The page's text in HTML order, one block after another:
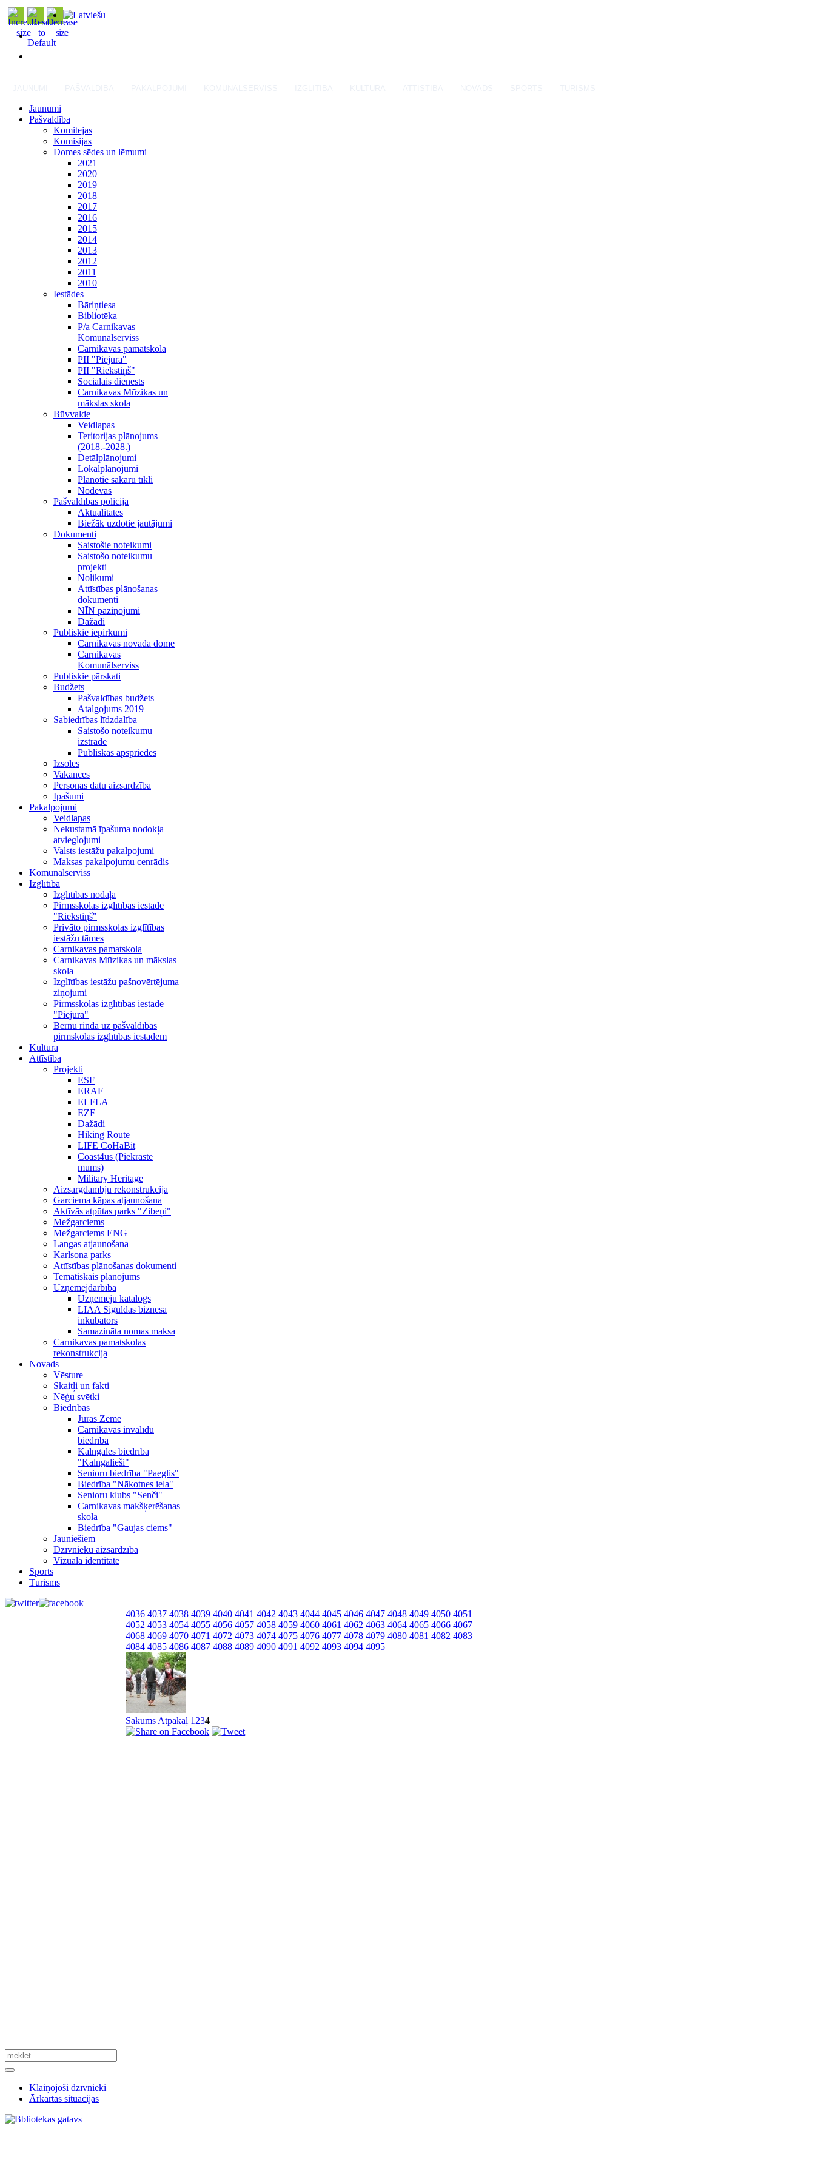
Jaunumi
Pašvaldība
Komitejas
Komisijas
Domes sēdes un lēmumi
2021
2020
2019
2018
2017
2016
2015
2014
2013
2012
2011
2010
Iestādes
Bāriņtiesa
Bibliotēka
P/a Carnikavas
Komunālserviss
Carnikavas pamatskola
PII "Piejūra"
PII "Riekstiņš"
Sociālais dienests
Carnikavas Mūzikas un
mākslas skola
Būvvalde
Veidlapas
Teritorijas plānojums
(2018.-2028.)
Detālplānojumi
Lokālplānojumi
Plānotie sakaru tīkli
Nodevas
Pašvaldības policija
Aktualitātes
Biežāk uzdotie jautājumi
Dokumenti
Saistošie noteikumi
Saistošo noteikumu
projekti
Nolikumi
Attīstības plānošanas
dokumenti
NĪN paziņojumi
Dažādi
Publiskie iepirkumi
Carnikavas novada dome
Carnikavas
Komunālserviss
Publiskie pārskati
Budžets
Pašvaldības budžets
Atalgojums 2019
Sabiedrības līdzdalība
Saistošo noteikumu
izstrāde
Publiskās apspriedes
Izsoles
Vakances
Personas datu aizsardzība
Īpašumi
Pakalpojumi
Veidlapas
Nekustamā īpašuma nodokļa
atvieglojumi
Valsts iestāžu pakalpojumi
Maksas pakalpojumu cenrādis
Komunālserviss
Izglītība
Izglītības nodaļa
Pirmsskolas izglītības iestāde
"Riekstiņš"
Privāto pirmsskolas izglītības
iestāžu tāmes
Carnikavas pamatskola
Carnikavas Mūzikas un mākslas
skola
Izglītības iestāžu pašnovērtējuma
ziņojumi
Pirmsskolas izglītības iestāde
"Piejūra"
Bērnu rinda uz pašvaldības
pirmskolas izglītības iestādēm
Kultūra
Attīstība
Projekti
ESF
ERAF
ELFLA
EZF
Dažādi
Hiking Route
LIFE CoHaBit
Coast4us (Piekraste
mums)
Military Heritage
Aizsargdambju rekonstrukcija
Garciema kāpas atjaunošana
Aktīvās atpūtas parks "Zibeņi"
Mežgarciems
Mežgarciems ENG
Langas atjaunošana
Karlsona parks
Attīstības plānošanas dokumenti
Tematiskais plānojums
Uzņēmējdarbība
Uzņēmēju katalogs
LIAA Siguldas biznesa
inkubators
Samazināta nomas maksa
Carnikavas pamatskolas
rekonstrukcija
Novads
Vēsture
Skaitļi un fakti
Nēģu svētki
Biedrības
Jūras Zeme
Carnikavas invalīdu
biedrība
Kalngales biedrība
"Kalngalieši"
Senioru biedrība "Paeglis"
Biedrība "Nākotnes iela"
Senioru klubs "Senči"
Carnikavas makšķerēšanas
skola
Biedrība "Gaujas ciems"
Jauniešiem
Dzīvnieku aizsardzība
Vizuālā identitāte
Sports
Tūrisms
4036 4037 4038 4039 4040 4041 4042 4043 4044 4045 4046 4047 4048 4049 4050 4051
4052 4053 4054 4055 4056 4057 4058 4059 4060 4061 4062 4063 4064 4065 4066 4067
4068 4069 4070 4071 4072 4073 4074 4075 4076 4077 4078 4079 4080 4081 4082 4083
4084 4085 4086 4087 4088 4089 4090 4091 4092 4093 4094 4095
SākumsAtpakaļ 1234
Klaiņojoši dzīvnieki
Ārkārtas situācijas